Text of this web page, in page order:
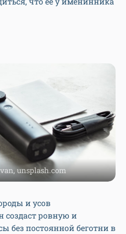
unsplash.com
и усов
ровную и
без постоянной беготни в